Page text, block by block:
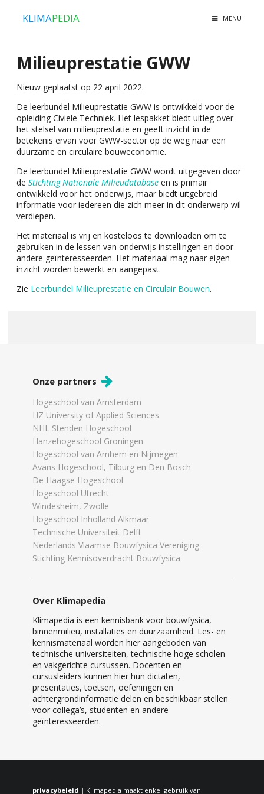
KLIMAPEDIA MENU
Milieuprestatie GWW
Nieuw geplaatst op 22 april 2022.
De leerbundel Milieuprestatie GWW is ontwikkeld voor de
opleiding Civiele Techniek. Het lespakket biedt uitleg over
het stelsel van milieuprestatie en geeft inzicht in de
betekenis ervan voor GWW-sector op de weg naar een
duurzame en circulaire bouweconomie.
De leerbundel Milieuprestatie GWW wordt uitgegeven door
de Stichting Nationale Milieudatabase en is primair
ontwikkeld voor het onderwijs, maar biedt uitgebreid
informatie voor iedereen die zich meer in dit onderwerp wil
verdiepen.
Het materiaal is vrij en kosteloos te downloaden om te
gebruiken in de lessen van onderwijs instellingen en door
andere geïnteresseerden. Het materiaal mag naar eigen
inzicht worden bewerkt en aangepast.
Zie Leerbundel Milieuprestatie en Circulair Bouwen.
Onze partners
Hogeschool van Amsterdam
HZ University of Applied Sciences
NHL Stenden Hogeschool
Hanzehogeschool Groningen
Hogeschool van Arnhem en Nijmegen
Avans Hogeschool, Tilburg en Den Bosch
De Haagse Hogeschool
Hogeschool Utrecht
Windesheim, Zwolle
Hogeschool Inholland Alkmaar
Technische Universiteit Delft
Nederlands Vlaamse Bouwfysica Vereniging
Stichting Kennisoverdracht Bouwfysica
Over Klimapedia
Klimapedia is een kennisbank voor bouwfysica,
binnenmilieu, installaties en duurzaamheid. Les- en
kennismateriaal worden hier aangeboden van
technische universiteiten, technische hoge scholen
en vakgerichte cursussen. Docenten en
cursusleiders kunnen hier hun dictaten,
presentaties, toetsen, oefeningen en
achtergrondinformatie delen en beschikbaar stellen
voor collega’s, studenten en andere
geïnteresseerden.
privacybeleid | Klimapedia maakt enkel gebruik van